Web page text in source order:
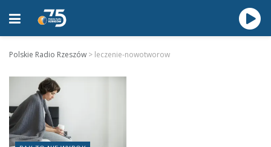
Polskie Radio Rzeszów > leczenie-nowotworow